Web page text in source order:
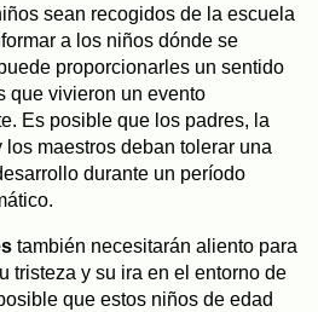
sean recogidos de la escuela
a los niños dónde se
proporcionarles un sentido
que vivieron un evento
Es posible que los padres, la
maestros deban tolerar una
durante un período
también necesitarán aliento para
tristeza y su ira en el entorno de
que estos niños de edad